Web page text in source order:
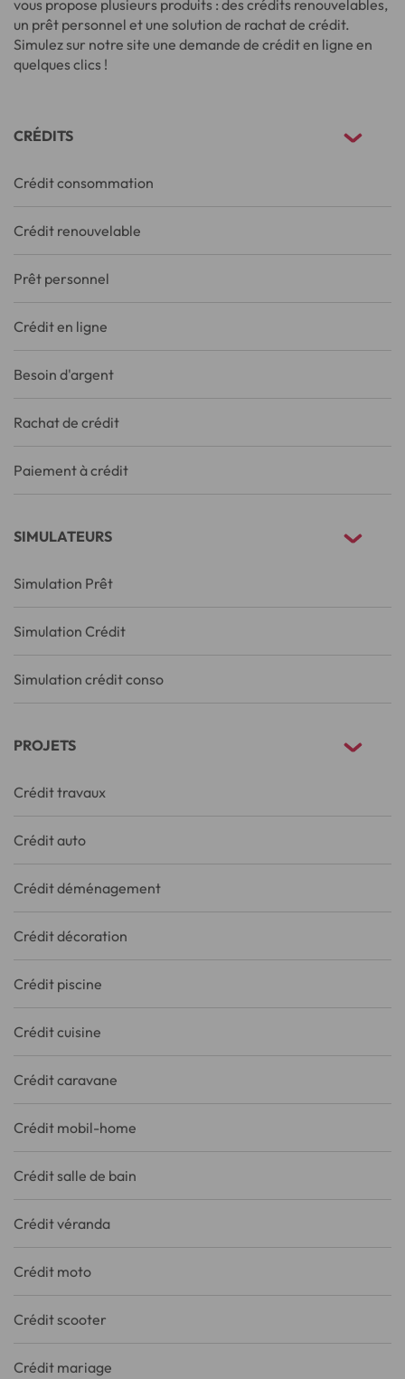
vous propose plusieurs produits : des crédits renouvelables,
un prêt personnel et une solution de rachat de crédit.
Simulez sur notre site une demande de crédit en ligne en
quelques clics !
CRÉDITS
Crédit consommation
Crédit renouvelable
Prêt personnel
Crédit en ligne
Besoin d'argent
Rachat de crédit
Paiement à crédit
SIMULATEURS
Simulation Prêt
Simulation Crédit
Simulation crédit conso
PROJETS
Crédit travaux
Crédit auto
Crédit déménagement
Crédit décoration
Crédit piscine
Crédit cuisine
Crédit caravane
Crédit mobil-home
Crédit salle de bain
Crédit véranda
Crédit moto
Crédit scooter
Crédit mariage